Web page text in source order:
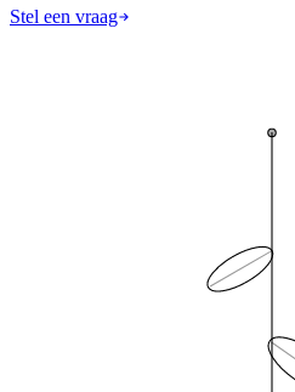
Stel een vraag